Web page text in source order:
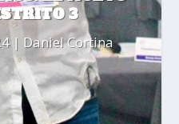
3
| Daniel Cortina